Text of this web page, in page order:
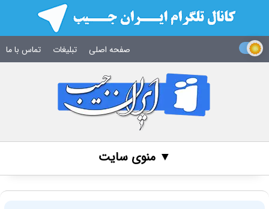
صفحه اصلی تبلیغات تماس با ما
▼ منوی سایت